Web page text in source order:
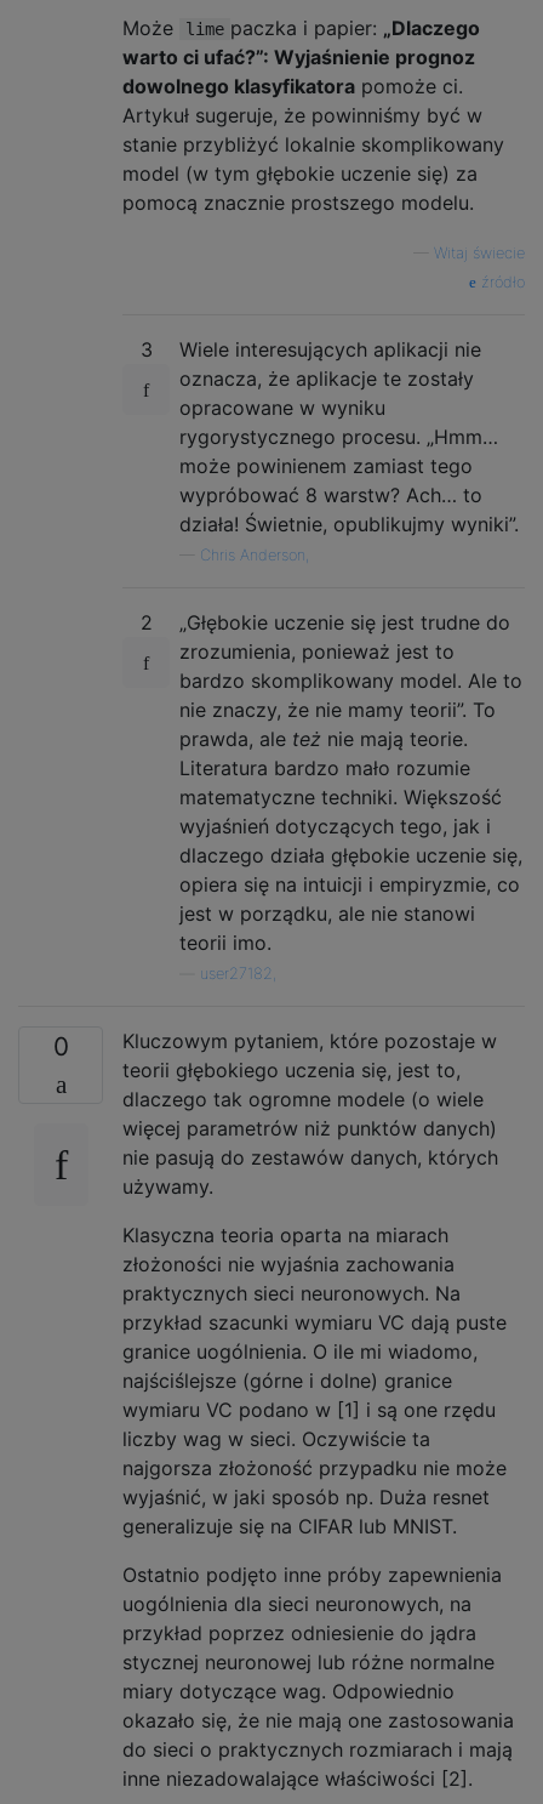
Może lime paczka i papier: „Dlaczego
warto ci ufać?”: Wyjaśnienie prognoz
dowolnego klasyfikatora pomoże ci.
Artykuł sugeruje, że powinniśmy być w
stanie przybliżyć lokalnie skomplikowany
model (w tym głębokie uczenie się) za
pomocą znacznie prostszego modelu.
Witaj świecie
źródło
3
Wiele interesujących aplikacji nie
oznacza, że ​​aplikacje te zostały
opracowane w wyniku
rygorystycznego procesu. „Hmm…
może powinienem zamiast tego
wypróbować 8 warstw? Ach… to
działa! Świetnie, opublikujmy wyniki”.
Chris Anderson,
2
„Głębokie uczenie się jest trudne do
zrozumienia, ponieważ jest to
bardzo skomplikowany model. Ale to
nie znaczy, że nie mamy teorii”. To
prawda, ale też nie mają teorie.
Literatura bardzo mało rozumie
matematyczne techniki. Większość
wyjaśnień dotyczących tego, jak i
dlaczego działa głębokie uczenie się,
opiera się na intuicji i empiryzmie, co
jest w porządku, ale nie stanowi
teorii imo.
user27182,
0
Kluczowym pytaniem, które pozostaje w
teorii głębokiego uczenia się, jest to,
dlaczego tak ogromne modele (o wiele
więcej parametrów niż punktów danych)
nie pasują do zestawów danych, których
używamy.
Klasyczna teoria oparta na miarach
złożoności nie wyjaśnia zachowania
praktycznych sieci neuronowych. Na
przykład szacunki wymiaru VC dają puste
granice uogólnienia. O ile mi wiadomo,
najściślejsze (górne i dolne) granice
wymiaru VC podano w [1] i są one rzędu
liczby wag w sieci. Oczywiście ta
najgorsza złożoność przypadku nie może
wyjaśnić, w jaki sposób np. Duża resnet
generalizuje się na CIFAR lub MNIST.
Ostatnio podjęto inne próby zapewnienia
uogólnienia dla sieci neuronowych, na
przykład poprzez odniesienie do jądra
stycznej neuronowej lub różne normalne
miary dotyczące wag. Odpowiednio
okazało się, że nie mają one zastosowania
do sieci o praktycznych rozmiarach i mają
inne niezadowalające właściwości [2].